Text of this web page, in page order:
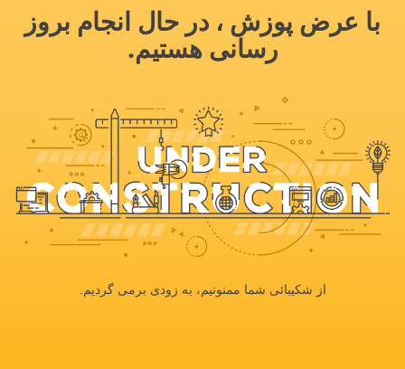
با عرض پوزش ، در حال انجام بروز
رسانی هستیم.
از شکیبائی شما ممنونیم، به زودی برمی گردیم.